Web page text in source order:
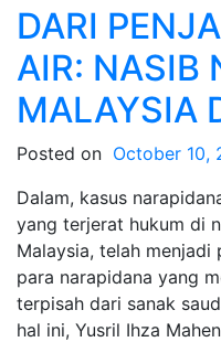
Anda
Slot
Gacor
PG!
DARI
AIR: NASIB
MALAYSIA
Posted on October 10,
Dalam, kasus
yang terjerat hukum di
Malaysia, telah menjadi
para narapidana yang
terpisah dari sanak
hal ini, Yusril Ihza